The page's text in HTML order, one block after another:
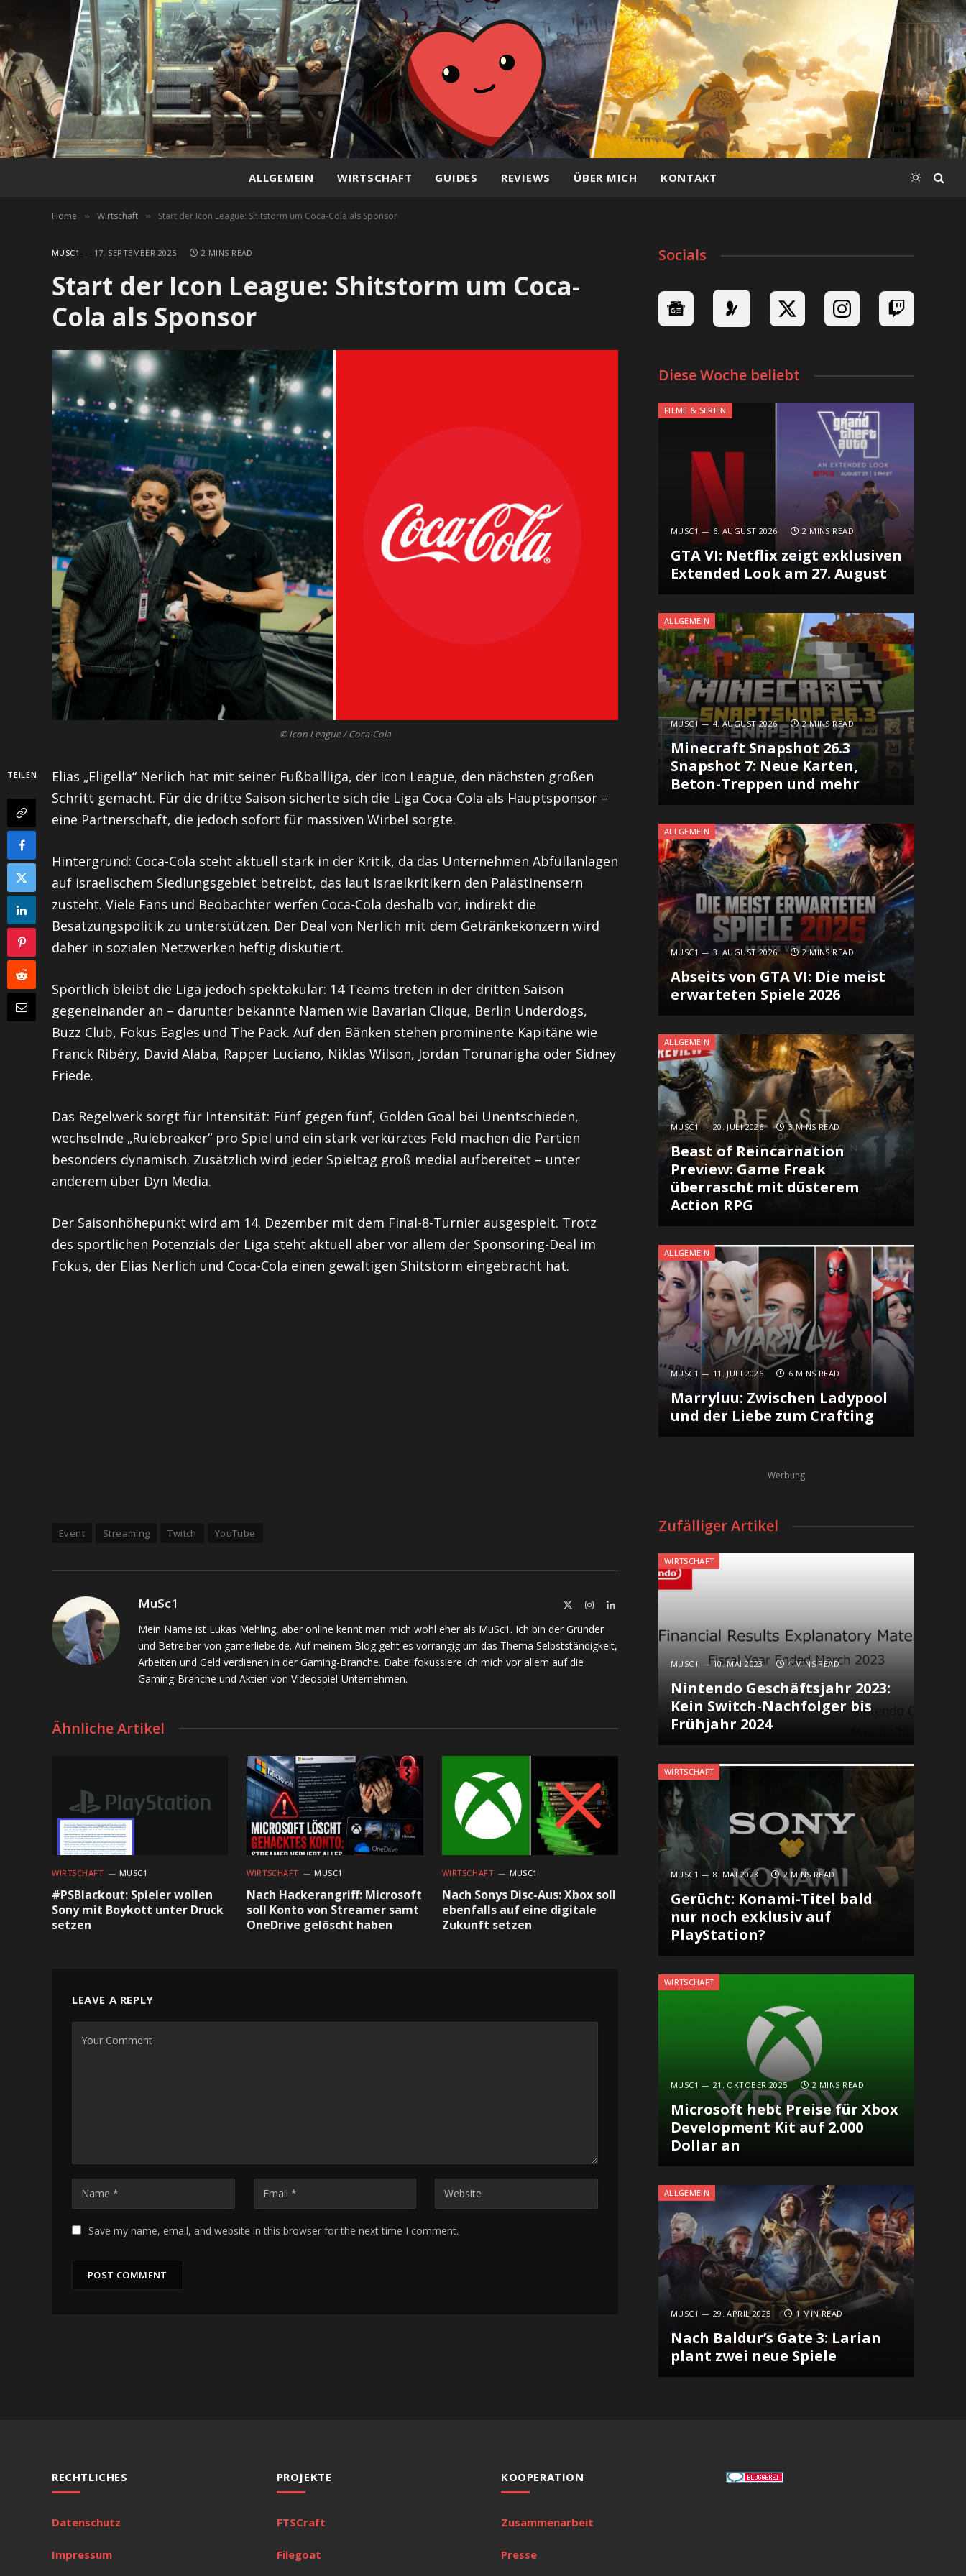
ALLGEMEIN WIRTSCHAFT GUIDES REVIEWS ÜBER MICH KONTAKT
Home » Wirtschaft » Start der Icon League: Shitstorm um Coca-Cola als Sponsor
MUSC1 17. SEPTEMBER 2025 2 MINS READ
Start der Icon League: Shitstorm um Coca-
Cola als Sponsor
© Icon League / Coca-Cola
TEILEN
Elias „Eligella“ Nerlich hat mit seiner Fußballliga, der Icon League, den nächsten großen
Schritt gemacht. Für die dritte Saison sicherte sich die Liga Coca-Cola als Hauptsponsor –
eine Partnerschaft, die jedoch sofort für massiven Wirbel sorgte.
Hintergrund: Coca-Cola steht aktuell stark in der Kritik, da das Unternehmen Abfüllanlagen
auf israelischem Siedlungsgebiet betreibt, das laut Israelkritikern den Palästinensern
zusteht. Viele Fans und Beobachter werfen Coca-Cola deshalb vor, indirekt die
Besatzungspolitik zu unterstützen. Der Deal von Nerlich mit dem Getränkekonzern wird
daher in sozialen Netzwerken heftig diskutiert.
Sportlich bleibt die Liga jedoch spektakulär: 14 Teams treten in der dritten Saison
gegeneinander an – darunter bekannte Namen wie Bavarian Clique, Berlin Underdogs,
Buzz Club, Fokus Eagles und The Pack. Auf den Bänken stehen prominente Kapitäne wie
Franck Ribéry, David Alaba, Rapper Luciano, Niklas Wilson, Jordan Torunarigha oder Sidney
Friede.
Das Regelwerk sorgt für Intensität: Fünf gegen fünf, Golden Goal bei Unentschieden,
wechselnde „Rulebreaker“ pro Spiel und ein stark verkürztes Feld machen die Partien
besonders dynamisch. Zusätzlich wird jeder Spieltag groß medial aufbereitet – unter
anderem über Dyn Media.
Der Saisonhöhepunkt wird am 14. Dezember mit dem Final-8-Turnier ausgespielt. Trotz
des sportlichen Potenzials der Liga steht aktuell aber vor allem der Sponsoring-Deal im
Fokus, der Elias Nerlich und Coca-Cola einen gewaltigen Shitstorm eingebracht hat.
Event Streaming Twitch YouTube
MuSc1 InstagramLinkedIn
Mein Name ist Lukas Mehling, aber online kennt man mich wohl eher als MuSc1. Ich bin der Gründer
und Betreiber von gamerliebe.de. Auf meinem Blog geht es vorrangig um das Thema Selbstständigkeit,
Arbeiten und Geld verdienen in der Gaming-Branche. Dabei fokussiere ich mich vor allem auf die
Gaming-Branche und Aktien von Videospiel-Unternehmen.
Ähnliche Artikel
WIRTSCHAFT MUSC1
#PSBlackout: Spieler wollen
Sony mit Boykott unter Druck
setzen
WIRTSCHAFT MUSC1
Nach Hackerangriff: Microsoft
soll Konto von Streamer samt
OneDrive gelöscht haben
WIRTSCHAFT MUSC1
Nach Sonys Disc-Aus: Xbox soll
ebenfalls auf eine digitale
Zukunft setzen
LEAVE A REPLY
Save my name, email, and website in this browser for the next time I comment.
Socials
Diese Woche beliebt
FILME & SERIEN
MUSC1 6. AUGUST 2026 2 MINS READ
GTA VI: Netflix zeigt exklusiven
Extended Look am 27. August
ALLGEMEIN
MUSC1 4. AUGUST 2026 2 MINS READ
Minecraft Snapshot 26.3
Snapshot 7: Neue Karten,
Beton-Treppen und mehr
ALLGEMEIN
MUSC1 3. AUGUST 2026 2 MINS READ
Abseits von GTA VI: Die meist
erwarteten Spiele 2026
ALLGEMEIN
MUSC1 20. JULI 2026 3 MINS READ
Beast of Reincarnation
Preview: Game Freak
überrascht mit düsterem
Action RPG
ALLGEMEIN
MUSC1 11. JULI 2026 6 MINS READ
Marryluu: Zwischen Ladypool
und der Liebe zum Crafting
Werbung
Zufälliger Artikel
WIRTSCHAFT
MUSC1 10. MAI 2023 4 MINS READ
Nintendo Geschäftsjahr 2023:
Kein Switch-Nachfolger bis
Frühjahr 2024
WIRTSCHAFT
MUSC1 8. MAI 2023 2 MINS READ
Gerücht: Konami-Titel bald
nur noch exklusiv auf
PlayStation?
WIRTSCHAFT
MUSC1 21. OKTOBER 2025 2 MINS READ
Microsoft hebt Preise für Xbox
Development Kit auf 2.000
Dollar an
ALLGEMEIN
MUSC1 29. APRIL 2025 1 MIN READ
Nach Baldur’s Gate 3: Larian
plant zwei neue Spiele
RECHTLICHES
Datenschutz
Impressum
PROJEKTE
FTSCraft
Filegoat
KOOPERATION
Zusammenarbeit
Presse